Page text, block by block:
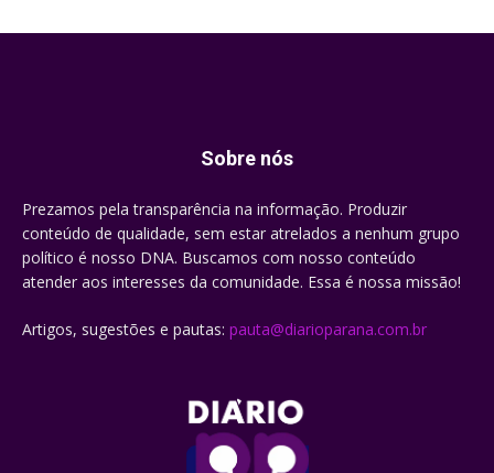
Sobre nós
Prezamos pela transparência na informação. Produzir
conteúdo de qualidade, sem estar atrelados a nenhum grupo
político é nosso DNA. Buscamos com nosso conteúdo
atender aos interesses da comunidade. Essa é nossa missão!
Artigos, sugestões e pautas: pauta@diarioparana.com.br